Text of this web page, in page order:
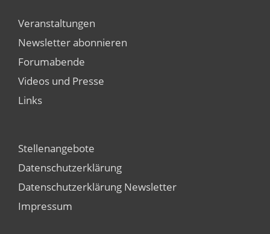
Veranstaltungen
Newsletter abonnieren
Forumabende
Videos und Presse
Links
Stellenangebote
Datenschutzerklärung
Datenschutzerklärung Newsletter
Impressum